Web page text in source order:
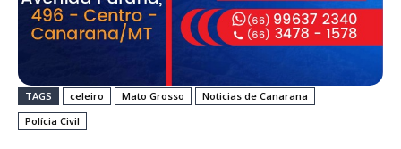
TAGS celeiro Mato Grosso
Noticias de Canarana
Polícia Civil